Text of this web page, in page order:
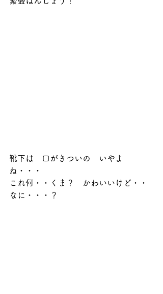
靴下は　口がきついの　いやよ
ね・・・
これ何・・くま？　かわいいけど・・
なに・・・？